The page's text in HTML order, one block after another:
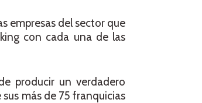
empresas del sector que
con cada una de las
producir un verdadero
más de 75 franquicias